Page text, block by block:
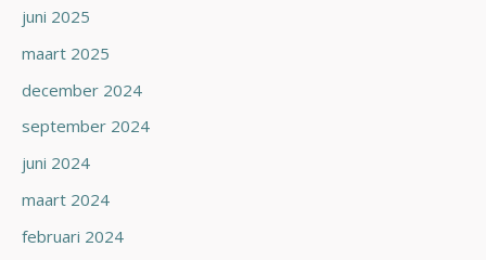
juni 2025
maart 2025
december 2024
september 2024
juni 2024
maart 2024
februari 2024